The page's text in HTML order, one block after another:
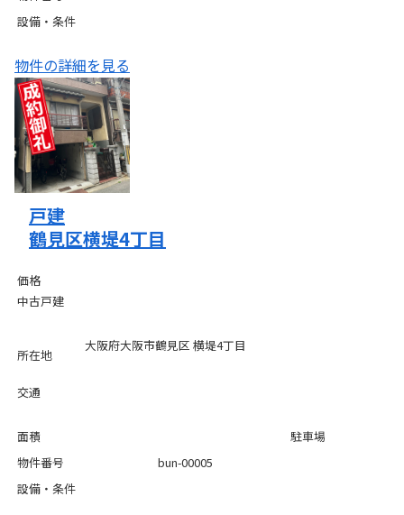
設備・条件
物件の詳細を見る
戸建
鶴見区横堤4丁目
価格
中古戸建
所在地
大阪府大阪市鶴見区 横堤4丁目
交通
面積
駐車場
物件番号
bun-00005
設備・条件